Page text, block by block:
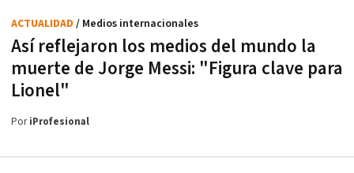
Así reflejaron los medios del mundo la
muerte de Jorge Messi: "Figura clave para
Lionel"
ACTUALIDAD / Medios internacionales
PoriProfesional